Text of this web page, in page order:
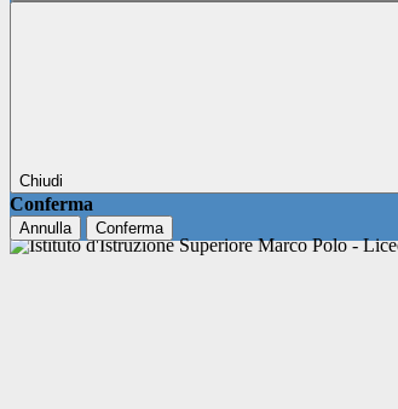
Chiudi
Conferma
Annulla Conferma